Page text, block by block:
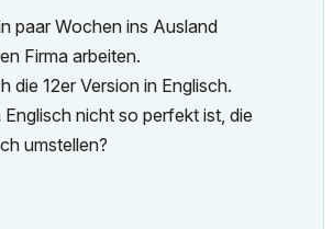
paar Wochen ins Ausland
Firma arbeiten.
die 12er Version in Englisch.
Englisch nicht so perfekt ist, die
umstellen?